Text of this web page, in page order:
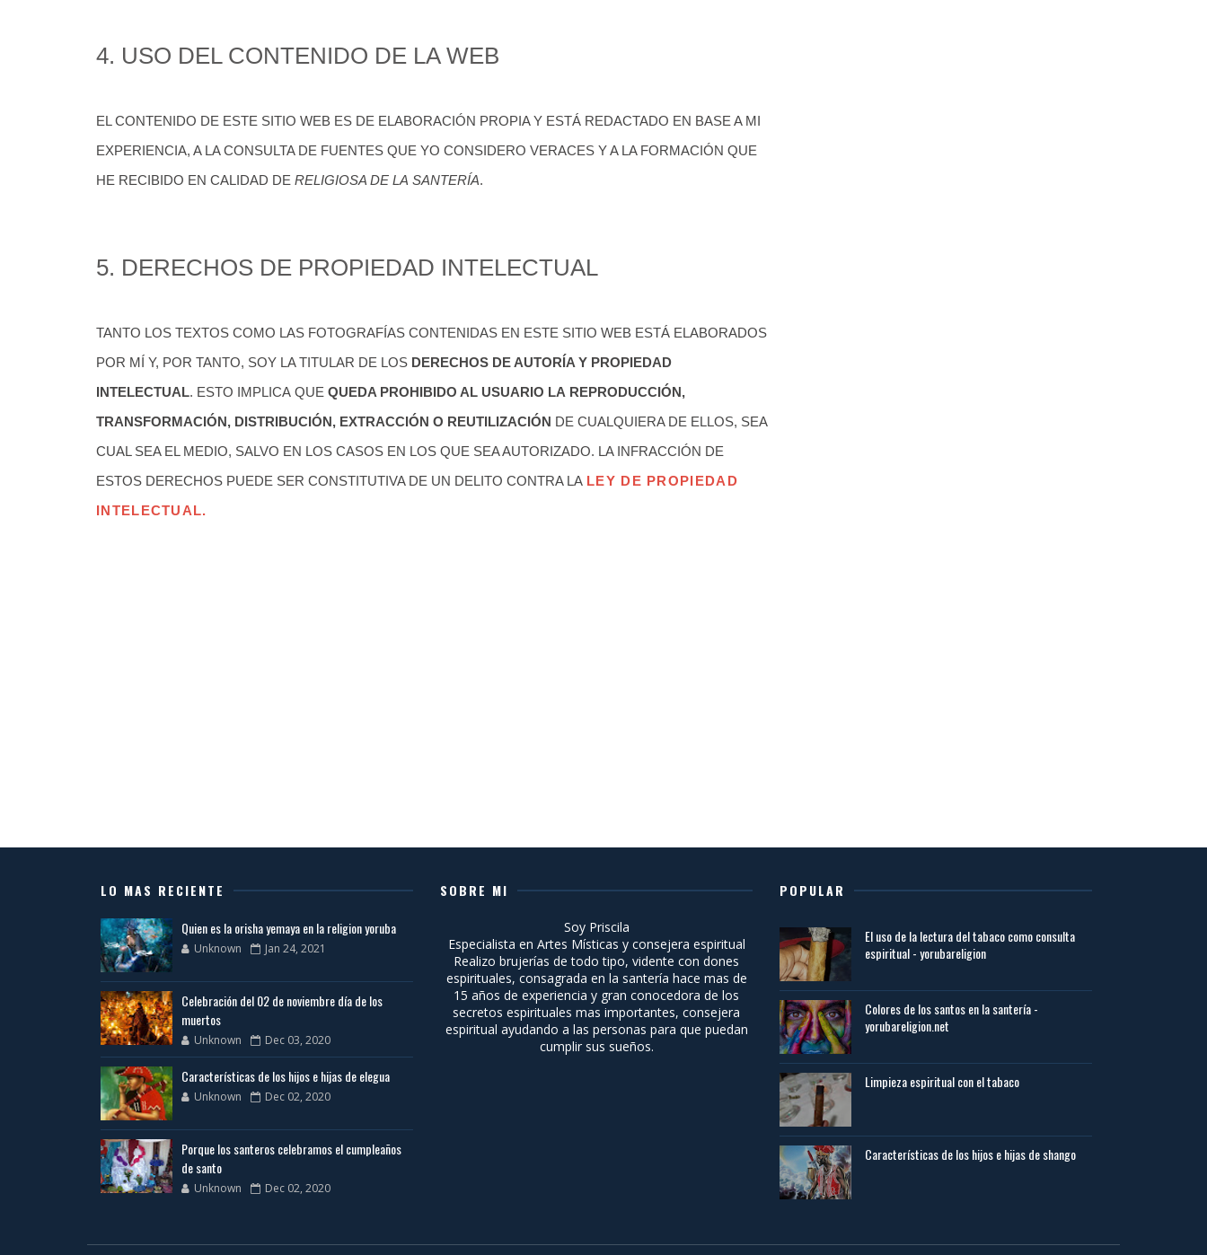
4. USO DEL CONTENIDO DE LA WEB
EL CONTENIDO DE ESTE SITIO WEB ES DE ELABORACIÓN PROPIA Y ESTÁ REDACTADO EN BASE A MI
EXPERIENCIA, A LA CONSULTA DE FUENTES QUE YO CONSIDERO VERACES Y A LA FORMACIÓN QUE
HE RECIBIDO EN CALIDAD DE RELIGIOSA DE LA SANTERÍA.
5. DERECHOS DE PROPIEDAD INTELECTUAL
TANTO LOS TEXTOS COMO LAS FOTOGRAFÍAS CONTENIDAS EN ESTE SITIO WEB ESTÁ ELABORADOS
POR MÍ Y, POR TANTO, SOY LA TITULAR DE LOS DERECHOS DE AUTORÍA Y PROPIEDAD
INTELECTUAL. ESTO IMPLICA QUE QUEDA PROHIBIDO AL USUARIO LA REPRODUCCIÓN,
TRANSFORMACIÓN, DISTRIBUCIÓN, EXTRACCIÓN O REUTILIZACIÓN DE CUALQUIERA DE ELLOS, SEA
CUAL SEA EL MEDIO, SALVO EN LOS CASOS EN LOS QUE SEA AUTORIZADO. LA INFRACCIÓN DE
ESTOS DERECHOS PUEDE SER CONSTITUTIVA DE UN DELITO CONTRA LA LEY DE PROPIEDAD
INTELECTUAL.
LO MAS RECIENTE
Quien es la orisha yemaya en la religion yoruba
Unknown Jan 24, 2021
Celebración del 02 de noviembre día de los
muertos
Unknown Dec 03, 2020
Características de los hijos e hijas de elegua
Unknown Dec 02, 2020
Porque los santeros celebramos el cumpleaños
de santo
Unknown Dec 02, 2020
SOBRE MI
Soy Priscila
Especialista en Artes Místicas y consejera espiritual
Realizo brujerías de todo tipo, vidente con dones
espirituales, consagrada en la santería hace mas de
15 años de experiencia y gran conocedora de los
secretos espirituales mas importantes, consejera
espiritual ayudando a las personas para que puedan
cumplir sus sueños.
POPULAR
El uso de la lectura del tabaco como consulta
espiritual - yorubareligion
Colores de los santos en la santería -
yorubareligion.net
Limpieza espiritual con el tabaco
Características de los hijos e hijas de shango